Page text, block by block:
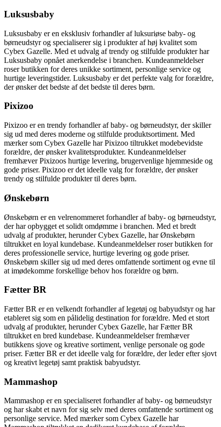
Luksusbaby
Luksusbaby er en eksklusiv forhandler af luksuriøse baby- og
børneudstyr og specialiserer sig i produkter af høj kvalitet som
Cybex Gazelle. Med et udvalg af trendy og stilfulde produkter har
Luksusbaby opnået anerkendelse i branchen. Kundeanmeldelser
roser butikken for deres unikke sortiment, personlige service og
hurtige leveringstider. Luksusbaby er det perfekte valg for forældre,
der ønsker det bedste af det bedste til deres børn.
Pixizoo
Pixizoo er en trendy forhandler af baby- og børneudstyr, der skiller
sig ud med deres moderne og stilfulde produktsortiment. Med
mærker som Cybex Gazelle har Pixizoo tiltrukket modebevidste
forældre, der ønsker kvalitetsprodukter. Kundeanmeldelser
fremhæver Pixizoos hurtige levering, brugervenlige hjemmeside og
gode priser. Pixizoo er det ideelle valg for forældre, der ønsker
trendy og stilfulde produkter til deres børn.
Ønskebørn
Ønskebørn er en velrenommeret forhandler af baby- og børneudstyr,
der har opbygget et solidt omdømme i branchen. Med et bredt
udvalg af produkter, herunder Cybex Gazelle, har Ønskebørn
tiltrukket en loyal kundebase. Kundeanmeldelser roser butikken for
deres professionelle service, hurtige levering og gode priser.
Ønskebørn skiller sig ud med deres omfattende sortiment og evne til
at imødekomme forskellige behov hos forældre og børn.
Fætter BR
Fætter BR er en velkendt forhandler af legetøj og babyudstyr og har
etableret sig som en pålidelig destination for forældre. Med et stort
udvalg af produkter, herunder Cybex Gazelle, har Fætter BR
tiltrukket en bred kundebase. Kundeanmeldelser fremhæver
butikkens sjove og kreative sortiment, venlige personale og gode
priser. Fætter BR er det ideelle valg for forældre, der leder efter sjovt
og kreativt legetøj samt praktisk babyudstyr.
Mammashop
Mammashop er en specialiseret forhandler af baby- og børneudstyr
og har skabt et navn for sig selv med deres omfattende sortiment og
personlige service. Med mærker som Cybex Gazelle har